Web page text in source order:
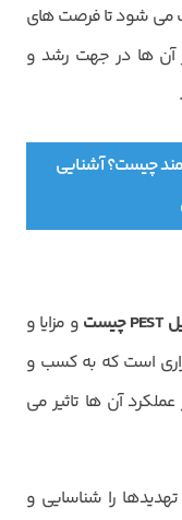
می ‌شود تا فرصت ‌های
آن ها در جهت رشد و
چیست؟ آشنایی
PESTچیست و مزایا و
است که به کسب و
آن ها تاثیر می‌
را شناسایی و